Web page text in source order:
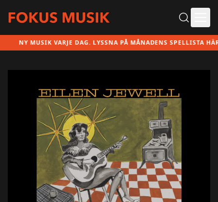
NY MUSIK VARJE DAG. LYSSNA PÅ MÅNADENS SPELLISTA HÄR!